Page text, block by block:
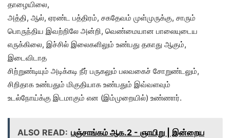
தாழையிலை,
அத்தி, ஆல், ஏரண்ட பத்திரம், சகதேவம் முள்முருக்கு, சாரும்
பொருந்திய இவற்றிலே அன்றி, வெண்மையான பாலையுடைய
எருக்கிலை, இச்சில் இலைகளிலும் உண்பது தகாது ஆகும்,
இடைவிடாத
சிற்றுண்டியும் அடிக்கடி நீர் பருகலும் பலவகைச் சோறுண்டலும்,
சிறிதாக உண்பதும் மிகுதியாக உண்பதும் இவ்வளவும்
உடல்நோய்க்கு இடமாகும் என (இம்முறையில்) உண்ணார்.
ALSO READ: பஞ்சாங்கம் ஆக.2 - ஞாயிறு | இன்றைய